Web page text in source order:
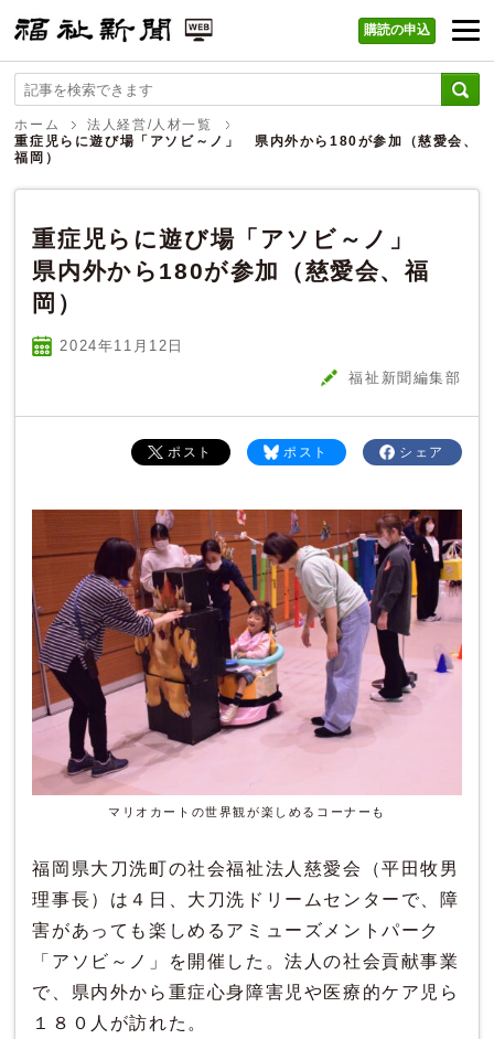
福祉新聞 WEB
購読の申込
ホーム
法人経営/人材一覧
重症児らに遊び場「アソビ～ノ」 県内外から180が参加（慈愛会、
福岡）
重症児らに遊び場「アソビ～ノ」
県内外から180が参加（慈愛会、福
岡）
2024年11 月 12 日
福祉新聞編集部
シェア
ポスト
ポスト
マリオカートの世界観が楽しめるコーナーも
福岡県大刀洗町の社会福祉法人慈愛会（平田牧男
理事長）は４日、大刀洗ドリームセンターで、障
害があっても楽しめるアミューズメントパーク
「アソビ～ノ」を開催した。法人の社会貢献事業
で、県内外から重症心身障害児や医療的ケア児ら
１８０人が訪れた。